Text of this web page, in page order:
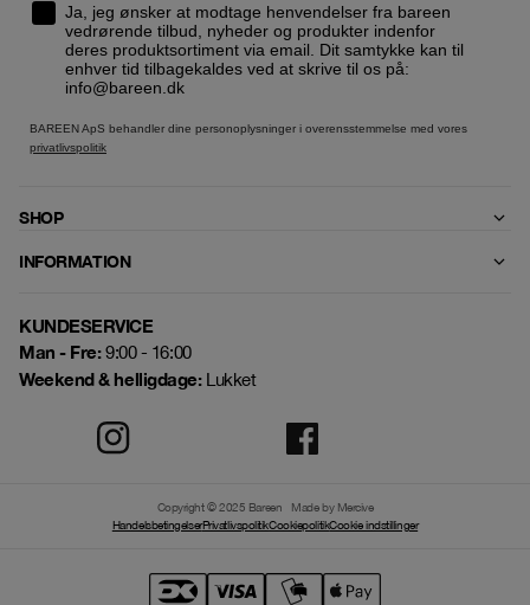
Ja, jeg ønsker at modtage henvendelser fra bareen
vedrørende tilbud, nyheder og produkter indenfor
deres produktsortiment via email. Dit samtykke kan til
enhver tid tilbagekaldes ved at skrive til os på:
info@bareen.dk
BAREEN ApS behandler dine personoplysninger i overensstemmelse med vores
privatlivspolitik
SHOP
INFORMATION
KUNDESERVICE
Man - Fre:9:00 - 16:00
Weekend & helligdage:Lukket
Copyright © 2025 Bareen
Made by Mercive
HandelsbetingelserPrivatlivspolitikCookiepolitikCookie indstillinger